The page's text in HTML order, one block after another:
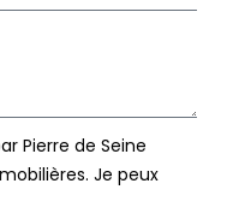
Pierre de Seine
Je peux